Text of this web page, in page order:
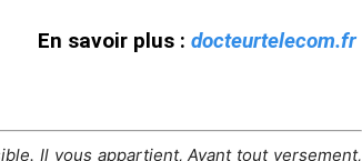
En savoir plus : docteurtelecom.fr
Il vous appartient, Avant tout versement,